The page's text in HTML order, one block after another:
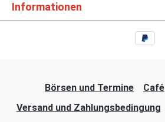
Informationen
Börsen und Termine Café
Versand und Zahlungsbedingung